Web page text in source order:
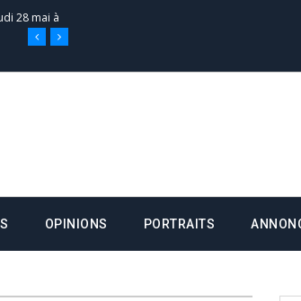
28 mai à
de
une
OPINIONS PORTRAITS